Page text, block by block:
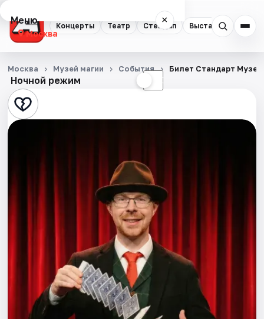
Концерты Театр Стендап Выставки
Меню ×
Москва
Концерты
Театр
Стендап
Города
Ночной режим ☾
Москва Музей магии События Билет Стандарт Музей